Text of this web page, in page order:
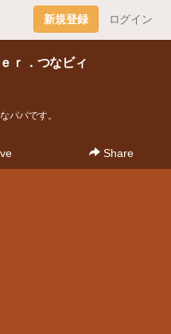
新規登録 ログイン
ｒ．つなビィ
パパです。
Share